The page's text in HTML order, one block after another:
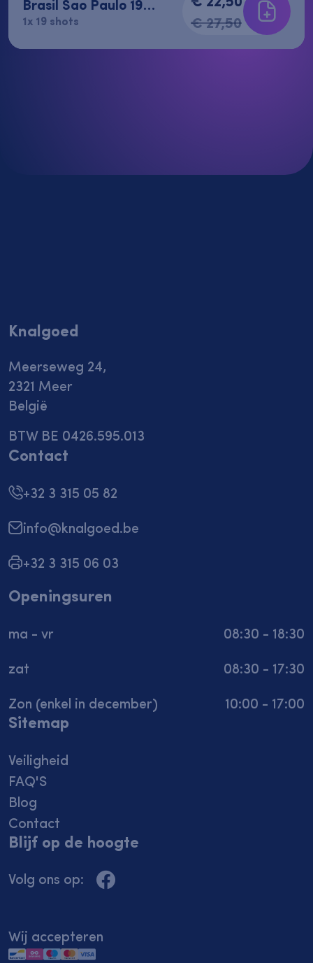
Brasil Sao Paulo 19
shots
1x 19 shots
€ 27,50
Knalgoed
Meerseweg 24,
2321 Meer
België
BTW BE 0426.595.013
Contact
+32 3 315 05 82
info@knalgoed.be
+32 3 315 06 03
Openingsuren
ma - vr
08:30 - 18:30
zat
08:30 - 17:30
Zon (enkel in december)
10:00 - 17:00
Sitemap
Veiligheid
FAQ'S
Blog
Contact
Blijf op de hoogte
Volg ons op:
Wij accepteren